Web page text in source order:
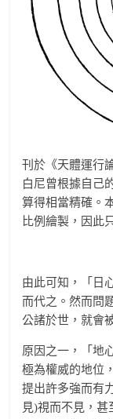
刊於《天體運行
白尼曾根據自己
算得相當精確。
比例繪製，因此
由此可知，「日
而代之。然而問
公諸於世，就會
原因之一，「地
極為權威的地位
提出許多強而有
見)視而不見，